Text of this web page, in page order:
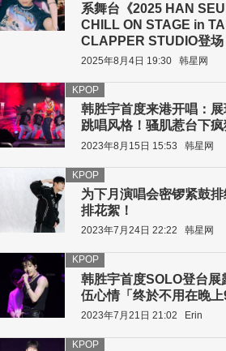
系舞台《2025 HAN
CHILL ON STAGE in
CLAPPER STUDIO登场
2025年8月4日 19:30 韩星网
韩胜宇首度来港开唱：
跳唱风格！骚肌惹台下疯
KPOP
2023年8月15日 15:53 韩星网
为下月演唱会密锣紧鼓
排花絮！
KPOP
2023年7月24日 22:22 韩星网
韩胜宇首度SOLO登台展
伍心情「终於不用在晚上
KPOP
2023年7月21日 21:02 Erin
KPOP